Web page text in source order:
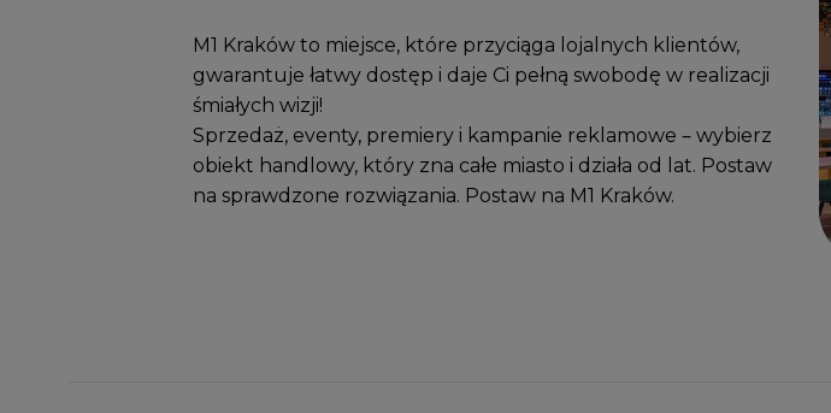
M1 Kraków to miejsce, które przyciąga lojalnych klientów,
gwarantuje łatwy dostęp i daje Ci pełną swobodę w realizacji
śmiałych wizji!
Sprzedaż, eventy, premiery i kampanie reklamowe – wybierz
obiekt handlowy, który zna całe miasto i działa od lat. Postaw
na sprawdzone rozwiązania. Postaw na M1 Kraków.